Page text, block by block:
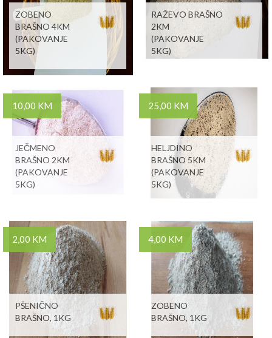
ZOBENO
BRAŠNO 4KM
(PAKOVANJE
5KG)
RAŽEVO BRAŠNO
2KM
(PAKOVANJE
5KG)
10,00 KM
JEČMENO
BRAŠNO 2KM
(PAKOVANJE
5KG)
25,00 KM
HELJDINO
BRAŠNO 5KM
(PAKOVANJE
5KG)
2,00 KM
PŠENIČNO
BRAŠNO, 1KG
4,00 KM
ZOBENO
BRAŠNO, 1KG